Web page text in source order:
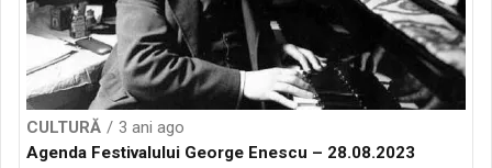
CULTURĂ
3 ani ago
Agenda Festivalului George Enescu – 28.08.2023